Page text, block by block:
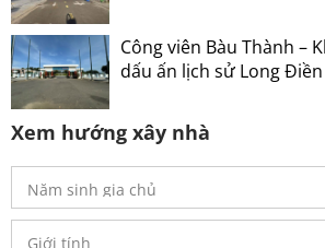
Công viên Bàu Thành –
dấu ấn lịch sử Long Điền
Xem hướng xây nhà